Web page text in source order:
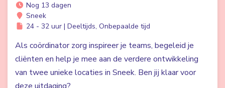
Nog 13 dagen
Sneek
24 - 32 uur | Deeltijds, Onbepaalde tijd
Als coördinator zorg inspireer je teams, begeleid je
cliënten en help je mee aan de verdere ontwikkeling
van twee unieke locaties in Sneek. Ben jij klaar voor